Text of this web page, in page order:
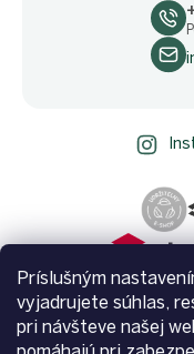
Príslušným
vyjadrujete súhlas,
pri návšteve našej